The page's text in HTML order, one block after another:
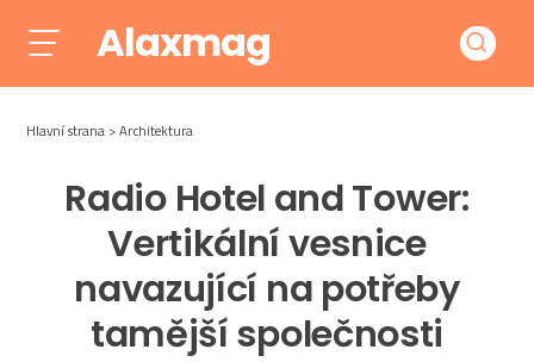
Alaxmag
Hlavní strana Architektura
Radio Hotel and Tower:
Vertikální vesnice
navazující na potřeby
tamější společnosti